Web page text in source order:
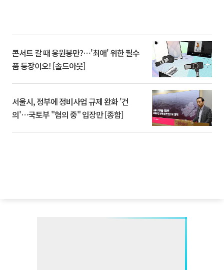
콘서트 갈 때 응원봉만?⋯'최애' 위한 필수
품 등장이오! [솔드아웃]
서울시, 정부에 정비사업 규제 완화 '건
의'⋯국토부 "협의 중" 입장만 [종합]